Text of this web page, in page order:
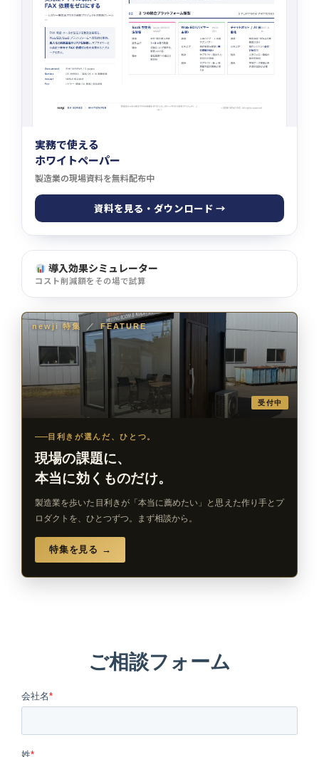
実務で使える
ホワイトペーパー
製造業の現場資料を無料配布中
資料を見る・ダウンロード →
導入効果シミュレーター
コスト削減額をその場で試算
newji 特集 ／ FEATURE
受付中
目利きが選んだ、ひとつ。
現場の課題に、
本当に効くものだけ。
製造業を歩いた目利きが「本当に薦めたい」と思えた作り手とプ
ロダクトを、ひとつずつ。まず相談から。
特集を見る →